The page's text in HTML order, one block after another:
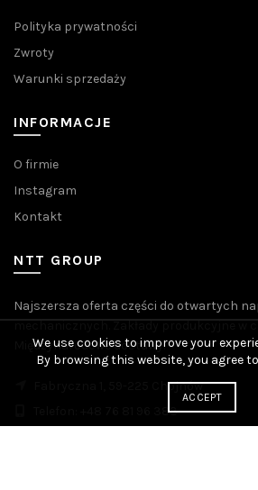
Polityka prywatności
Zwroty
Warunki sprzedaży
INFORMACJE
O firmie
Instagram
Kontakt
NTT GROUP
Najszersza oferta części do otwartych
mechanicznych. Zakłady produkcyjne w
Międzynarodowe dostawy.
Fabryczna 1, 59-225 Chojnów
Telefon: +48 76 81 96 383
We use cookies to improve your
By browsing this website, you agree
ACCEPT